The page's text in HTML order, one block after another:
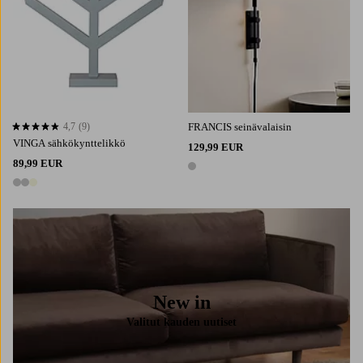
VINGA sähkökynttelikkö
89,99 EUR
3 värejä
4,7 perustuen 9 arvosanaan
4,7 (9)
FRANCIS seinävalaisin
129,99 EUR
1 väri
New in
Valitut kauden uutiset